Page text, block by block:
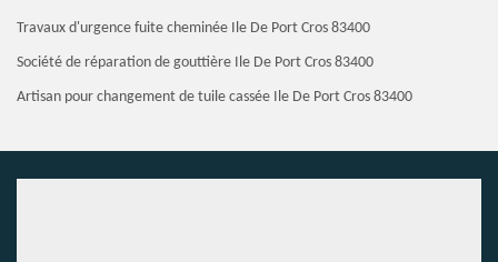
Travaux d'urgence fuite cheminée Ile De Port Cros 83400
Société de réparation de gouttière Ile De Port Cros 83400
Artisan pour changement de tuile cassée Ile De Port Cros 83400